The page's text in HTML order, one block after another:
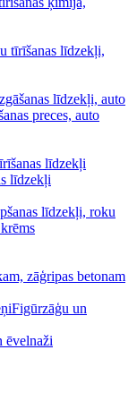
Figūrzāģu un
ēvelnaži